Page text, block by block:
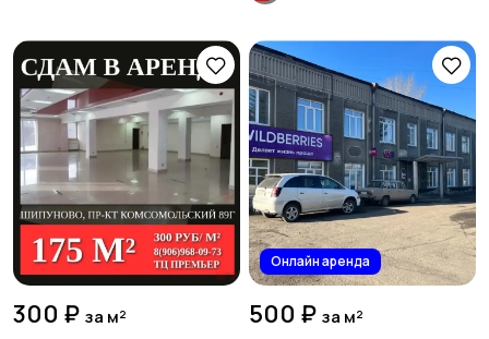
300 ₽ за м²
Онлайн аренда
500 ₽ за м²